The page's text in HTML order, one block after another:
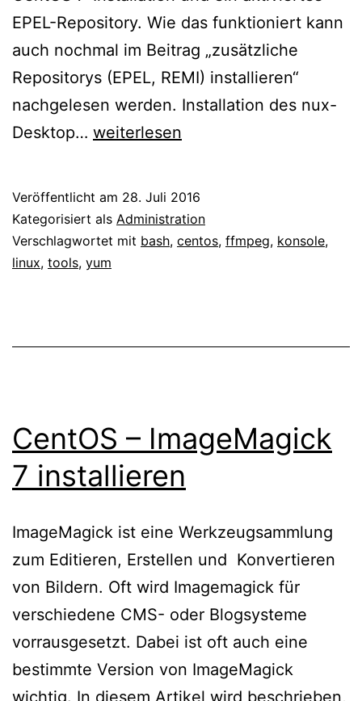
EPEL-Repository. Wie das funktioniert kann
auch nochmal im Beitrag „zusätzliche
Repositorys (EPEL, REMI) installieren“
nachgelesen werden. Installation des nux-
Desktop… CentOS
FFmpeg
mit
yum
weiterlesen
Veröffentlicht am 28. Juli 2016
Kategorisiert als Administration
Verschlagwortet mit bash, centos, ffmpeg, konsole,
linux, tools, yum
CentOS – ImageMagick
7 installieren
ImageMagick ist eine Werkzeugsammlung
zum Editieren, Erstellen und Konvertieren
von Bildern. Oft wird Imagemagick für
verschiedene CMS- oder Blogsysteme
vorrausgesetzt. Dabei ist oft auch eine
bestimmte Version von ImageMagick
wichtig. In diesem Artikel wird beschrieben,